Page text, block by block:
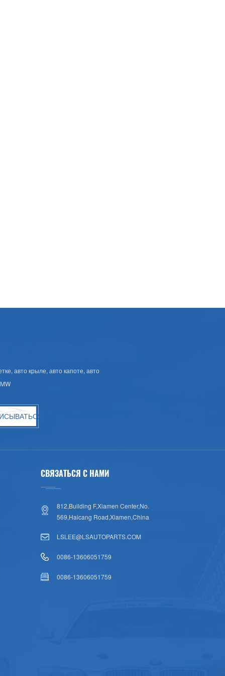
авто крыле, авто капоте, авто
СВЯЗАТЬСЯ С НАМИ
812,Building F,Xiamen Center,No.
569,Haicang Road,Xiamen,China
LSLEE@LSAUTOPARTS.COM
0086-13606051759
0086-13606051759